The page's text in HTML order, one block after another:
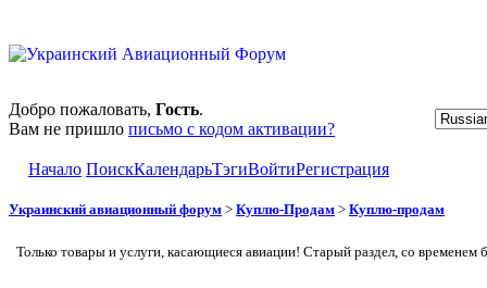
Добро пожаловать, Гость.
Вам не пришло письмо с кодом активации?
Начало ПоискКалендарьТэгиВойтиРегистрация
Украинский авиационный форум > Куплю-Продам > Куплю-продам
Только товары и услуги, касающиеся авиации! Старый раздел, со временем